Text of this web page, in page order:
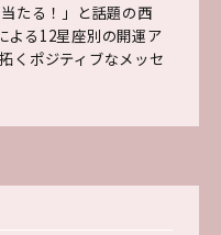
たる！」と話題の西
よる12星座別の開運ア
くポジティブなメッセ